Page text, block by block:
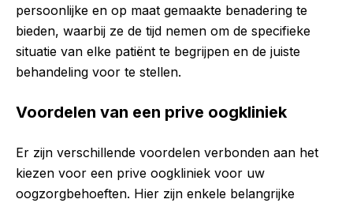
persoonlijke en op maat gemaakte benadering te
bieden, waarbij ze de tijd nemen om de specifieke
situatie van elke patiënt te begrijpen en de juiste
behandeling voor te stellen.
Voordelen van een prive oogkliniek
Er zijn verschillende voordelen verbonden aan het
kiezen voor een prive oogkliniek voor uw
oogzorgbehoeften. Hier zijn enkele belangrijke